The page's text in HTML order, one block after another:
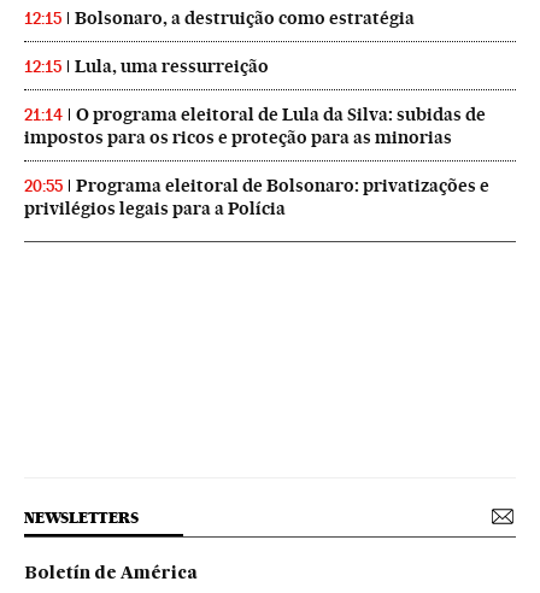
12:15 Bolsonaro, a destruição como estratégia
12:15 Lula, uma ressurreição
21:14
O programa eleitoral de Lula da Silva: subidas de
impostos para os ricos e proteção para as minorias
20:55
Programa eleitoral de Bolsonaro: privatizações e
privilégios legais para a Polícia
NEWSLETTERS
Boletín de América